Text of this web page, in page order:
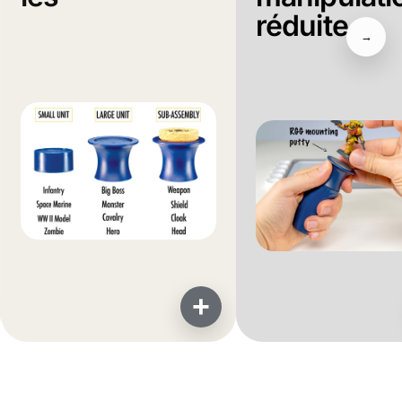
+
réduite
→